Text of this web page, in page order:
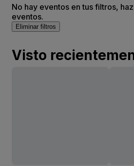
No hay eventos en tus filtros,
eventos.
Eliminar filtros
Visto